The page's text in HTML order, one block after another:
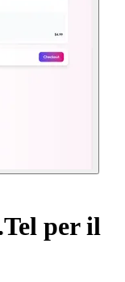
per il